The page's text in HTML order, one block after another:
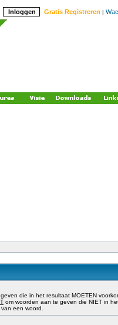
Gratis Registreren |
die in het resultaat MOETEN
om woorden aan te geven die NIET in
een woord.